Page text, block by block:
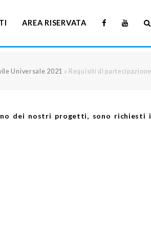
AREA RISERVATA
Universale 2021 » Requisiti di partecipazione
dei nostri progetti, sono richiesti i